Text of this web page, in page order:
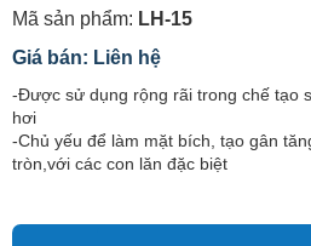
Mã sản phẩm: LH-15
Giá bán: Liên hệ
-Được sử dụng rộng rãi trong chế tạo
hơi
-Chủ yếu để làm mặt bích, tạo gân
tròn,với các con lăn đặc biệt